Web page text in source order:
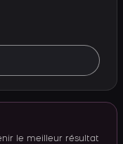
le meilleur résultat